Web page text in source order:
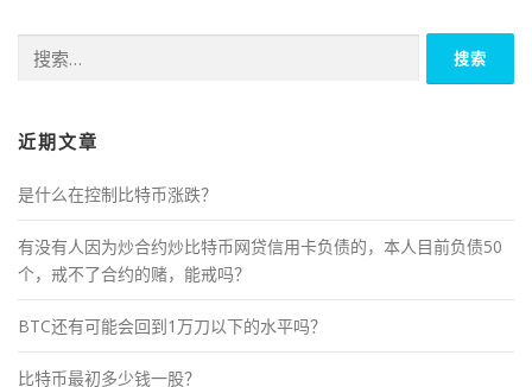
索：
近期文章
是什么在控制比特币涨跌？
有没有人因为炒合约炒比特币网贷信用卡负债的，本人目前负债50
个，戒不了合约的赌，能戒吗？
BTC还有可能会回到1万刀以下的水平吗？
比特币最初多少钱一股？